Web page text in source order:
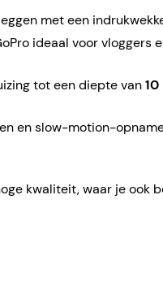
met een
ideaal voor vloggers
tot een diepte van
en slow-motion-
kwaliteit, waar je ook